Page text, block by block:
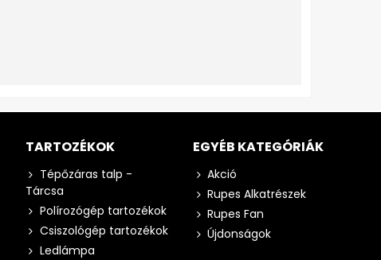
TARTOZÉKOK
Tépőzáras talp -
Tárcsa
Polírozógép tartozékok
Csiszológép tartozékok
Ledlámpa
EGYÉB KATEGÓRIÁK
Akció
Rupes Alkatrészek
Rupes Fan
Újdonságok